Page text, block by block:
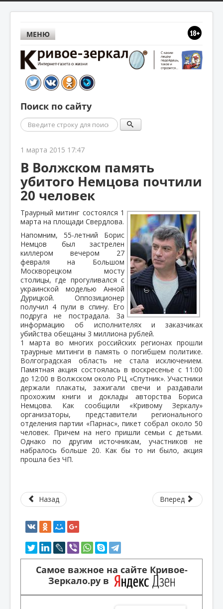
МЕНЮ
Поиск по сайту
Поиск
1 марта 2015 17:47
В Волжском память
убитого Немцова почтили
20 человек
Траурный митинг состоялся 1
марта на площади Свердлова.
Напомним, 55-летний Борис
Немцов был застрелен
киллером вечером 27
февраля на Большом
Москворецком мосту
столицы, где прогуливался с
украинской моделью Анной
Дурицкой. Оппозиционер
получил 4 пули в спину. Его
подруга не пострадала. За
информацию об исполнителях и заказчиках
убийства обещаны 3 миллиона рублей.
1 марта во многих российских регионах прошли
траурные митинги в память о погибшем политике.
Волгоградская область не стала исключением.
Памятная акция состоялась в воскресенье с 11:00
до 12:00 в Волжском около РЦ «Спутник». Участники
держали плакаты, зажигали свечи и раздавали
прохожим книги и доклады авторства Бориса
Немцова. Как сообщили «Кривому Зеркалу»
организаторы, представители регионального
отделения партии «Парнас», пикет собрал около 50
человек. Причем на него пришли семьи с детьми.
Однако по другим источникам, участников не
набралось больше 20. Как бы то ни было, акция
прошла без ЧП.
Назад Вперед
Самое важное на сайте Кривое-
Зеркало.ру в